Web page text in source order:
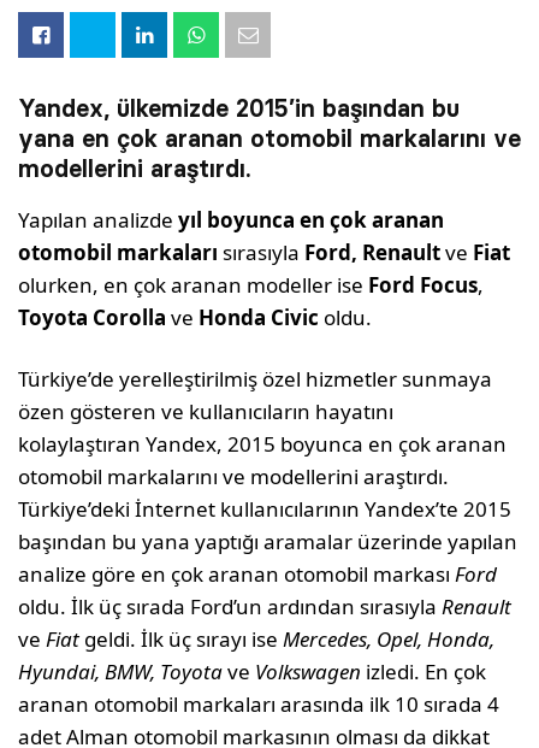
Yandex, ülkemizde 2015’in başından bu
yana en çok aranan otomobil markalarını ve
modellerini araştırdı.
Yapılan analizdeyıl boyunca en çok aranan
otomobil markaları sırasıyla Ford, Renaultve Fiat
olurken, en çok aranan modeller ise Ford Focus,
Toyota Corolla ve Honda Civic oldu.
Türkiye’de yerelleştirilmiş özel hizmetler sunmaya
özen gösteren ve kullanıcıların hayatını
kolaylaştıran Yandex, 2015 boyunca en çok aranan
otomobil markalarını ve modellerini araştırdı.
Türkiye’deki İnternet kullanıcılarının Yandex’te 2015
başından bu yana yaptığı aramalar üzerinde yapılan
analize göre en çok aranan otomobil markasıFord
oldu. İlk üç sırada Ford’un ardından sırasıyla Renault
veFiat geldi. İlk üç sırayı iseMercedes, Opel, Honda,
Hyundai, BMW, Toyotave Volkswagen izledi. En çok
aranan otomobil markaları arasında ilk 10 sırada 4
adet Alman otomobil markasının olması da dikkat